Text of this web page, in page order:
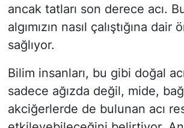
ancak tatları son derece acı.
algımızın nasıl çalıştığına
sağlıyor.
Bilim insanları, bu gibi doğal
sadece ağızda değil, mide,
akciğerlerde de bulunan acı